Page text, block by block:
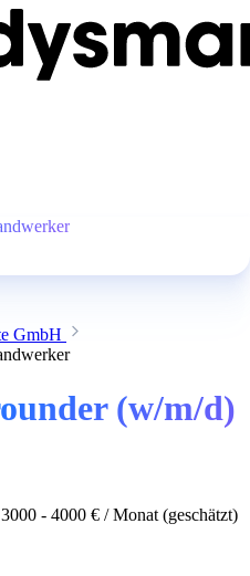
GmbH
(w/m/d)
3000 - 4000 € / Monat (geschätzt)